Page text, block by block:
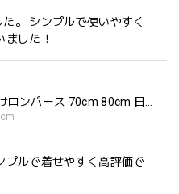
。 シンプルで使いやすく
した！
プルで着せやすく高評価で